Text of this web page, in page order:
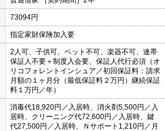
73094円
指定家財保険加入要
2人可、子供可、ペット不可、楽器不可、連帯
保証人不要＋制度入会要、保証人代行必須（オ
リコフォレントインシュア／初回保証料：請求
月額の１ヶ月分（最低保証料２万円）継続保証
料１万円／年）
消毒代18,920円／入居時、消火剤5,500円／入
居時、クリーニング代72,600円／入居時、鍵
代27,500円／入居時、Ｎサポート1,210円／月